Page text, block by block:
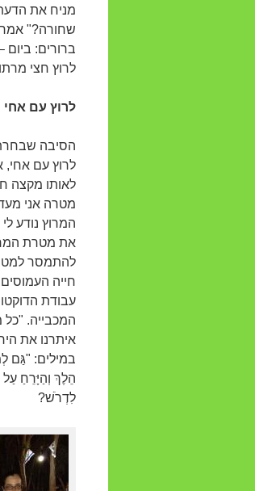
מניח את
שחורה?"
ברורים:
לרוץ חצי
לרוץ עם
הסיבה
לרוץ עם אחי,
לאותו מקצה
מטרה אני
המרוץ נודע
את מטרת
להתמסר
חייה
עבודת
המכבייה. "כל
איתרנו את
במילים: "גַּם
הֵלֶךְ וְהַיָּרֵחַ
לִדְרֹשׁ?